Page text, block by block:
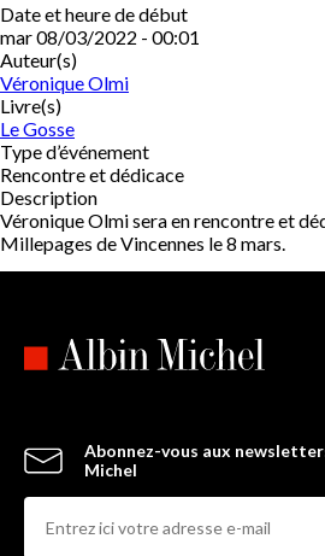
Date et heure de début
mar 08/03/2022 - 00:01
Auteur(s)
Véronique Olmi
Livre(s)
Le Gosse
Type d’événement
Rencontre et dédicace
Description
Véronique Olmi sera en rencontre et
Millepages de Vincennes le 8 mars.
Abonnez-vous aux
Michel